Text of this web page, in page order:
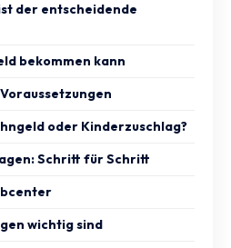
der entscheidende
bekommen kann
oder Kinderzuschlag?
Schritt für Schritt
wichtig sind